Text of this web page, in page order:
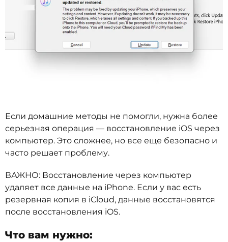
Если домашние методы не помогли, нужна более
серьезная операция — восстановление iOS через
компьютер. Это сложнее, но все еще безопасно и
часто решает проблему.
ВАЖНО: Восстановление через компьютер
удаляет все данные на iPhone. Если у вас есть
резервная копия в iCloud, данные восстановятся
после восстановления iOS.
Что вам нужно: